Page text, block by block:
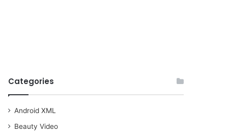
Categories
Android XML
Beauty Video